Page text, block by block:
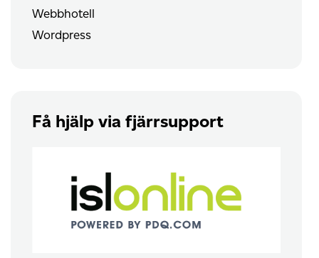
Webbhotell
Wordpress
Få hjälp via fjärrsupport